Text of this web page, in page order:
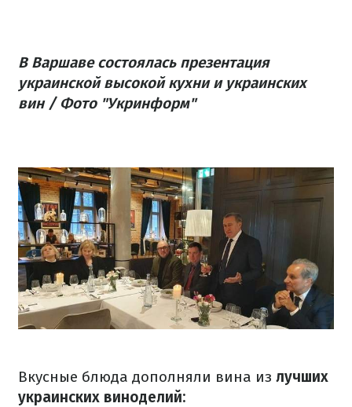
В Варшаве состоялась презентация
украинской высокой кухни и украинских
вин / Фото "Укринформ"
Вкусные блюда дополняли вина из лучших
украинских виноделий: